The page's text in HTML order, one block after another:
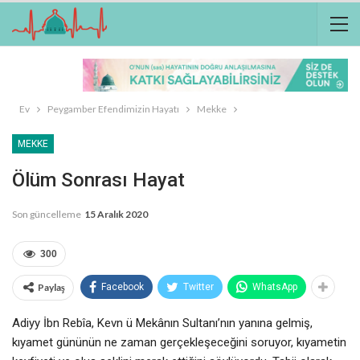
Ev Peygamber Efendimizin Hayatı Mekke
MEKKE
Ölüm Sonrası Hayat
Son güncelleme 15 Aralık 2020
300
Paylaş Facebook Twitter WhatsApp
Adiyy İbn Rebîa, Kevn ü Mekânın Sultanı’nın yanına gelmiş,
kıyamet gününün ne zaman gerçekleşeceğini soruyor, kıyametin